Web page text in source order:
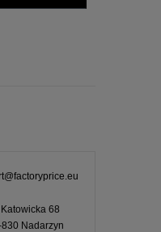
68
830 Nadarzyn